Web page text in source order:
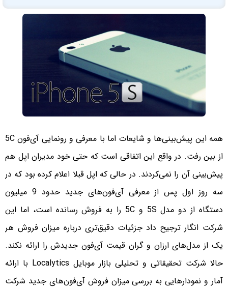
همه این پیش‌بینی‌ها و شایعات اما با معرفی و رونمایی آی‌فون 5C
از بین رفت. در واقع این اتفاقی است که حتی خود مدیران اپل هم
پیش‌بینی آن را نمی‌کردند. در حالی که اپل قبلا اعلام کرده بود که در
سه روز اول پس از معرفی آی‌فون‌های جدید حدود 9 میلیون
دستگاه از دو مدل 5S و 5C را به فروش رسانده است، اما این
شرکت انگار ترجیح داد جزئیات دقیق‌تری درباره میزان فروش هر
یک از مدل‌های ارزان و گران ‌قیمت آی‌فون جدیدش را ارائه نکند.
حالا شرکت تحقیقاتی و تحلیلی بازار موبایل Localytics با ارائه
آمار و نمودارهایی به بررسی میزان فروش آی‌فون‌های جدید شرکت